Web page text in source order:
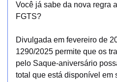
Você já sabe da nova regra
FGTS?
Divulgada em fevereiro de
1290/2025 permite que os
pelo Saque-aniversário
total que está disponível em